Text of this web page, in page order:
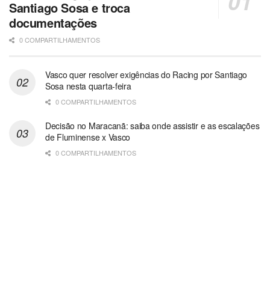
Santiago Sosa e troca
documentações
0 COMPARTILHAMENTOS
Vasco quer resolver exigências do Racing por Santiago
Sosa nesta quarta-feira
0 COMPARTILHAMENTOS
Decisão no Maracanã: saiba onde assistir e as escalações
de Fluminense x Vasco
0 COMPARTILHAMENTOS